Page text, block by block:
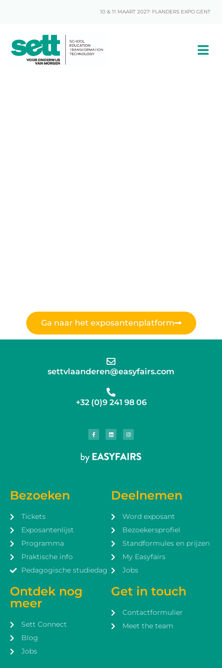
10 & 11 MAART 2027: FLANDERS EXPO GENT
Ga naar het exposantenplatform
settvlaanderen@easyfairs.com
+32 (0)9 241 98 06
Bezoeken
Tickets
Exposantenlijst
Programma
Praktische info
Pedagogische studiedag
Ontdek nog
meer
Sett Connect
Blog
Jobs
Deelnemen
Word exposant
Bezoekersprofiel
Standformules en prijzen
My Easyfairs
Jobs
Get in touch
Contactformulier
Meet the team